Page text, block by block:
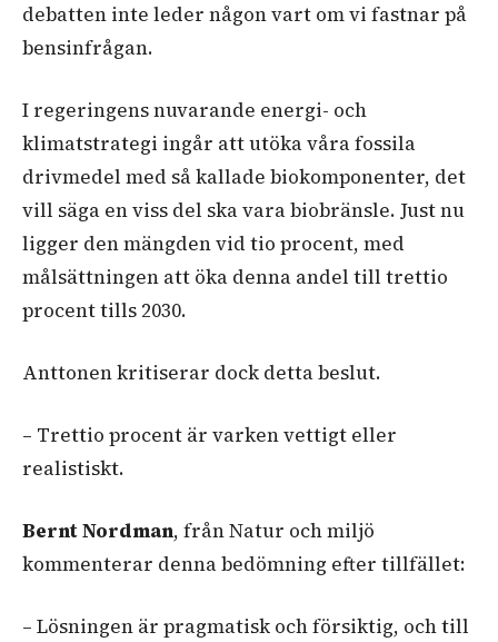
debatten inte leder någon vart om vi fastnar på
bensinfrågan.
I regeringens nuvarande energi- och
klimatstrategi ingår att utöka våra fossila
drivmedel med så kallade biokomponenter, det
vill säga en viss del ska vara biobränsle. Just nu
ligger den mängden vid tio procent, med
målsättningen att öka denna andel till trettio
procent tills 2030.
Anttonen kritiserar dock detta beslut.
– Trettio procent är varken vettigt eller
realistiskt.
Bernt Nordman, från Natur och miljö
kommenterar denna bedömning efter tillfället:
– Lösningen är pragmatisk och försiktig, och till